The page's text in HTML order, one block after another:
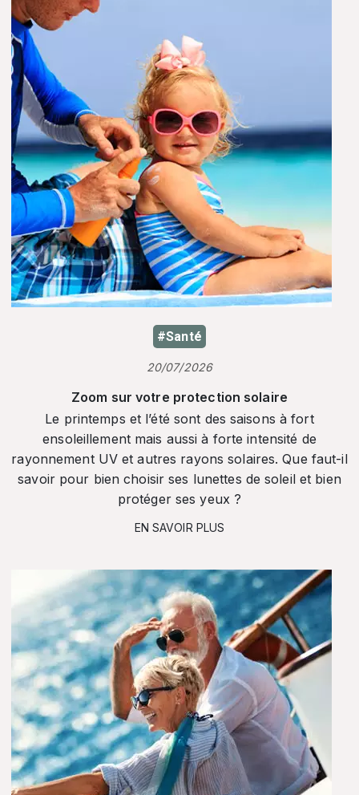
#Santé
20/07/2026
Zoom sur votre protection solaire
Le printemps et l’été sont des saisons à fort
ensoleillement mais aussi à forte intensité de
rayonnement UV et autres rayons solaires. Que faut-il
savoir pour bien choisir ses lunettes de soleil et bien
protéger ses yeux ?
EN SAVOIR PLUS